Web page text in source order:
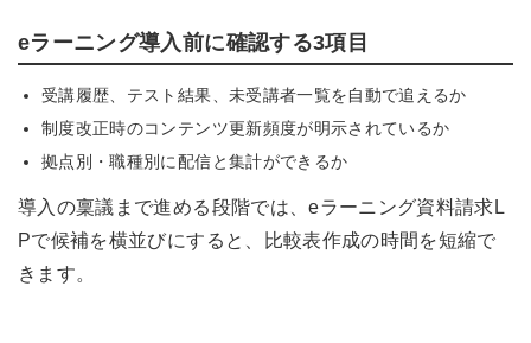
eラーニング導入前に確認する3項目
受講履歴、テスト結果、未受講者一覧を自動で追えるか
制度改正時のコンテンツ更新頻度が明示されているか
拠点別・職種別に配信と集計ができるか
導入の稟議まで進める段階では、eラーニング資料請求L
Pで候補を横並びにすると、比較表作成の時間を短縮で
きます。